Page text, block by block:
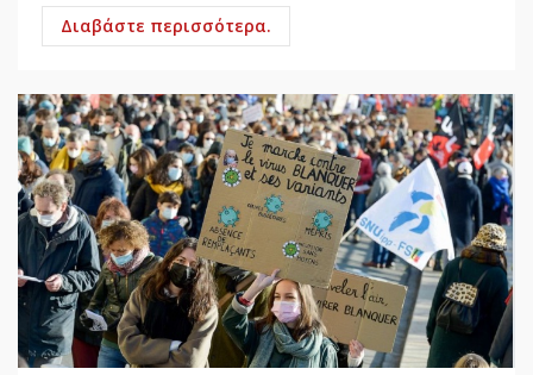
Διαβάστε περισσότερα.